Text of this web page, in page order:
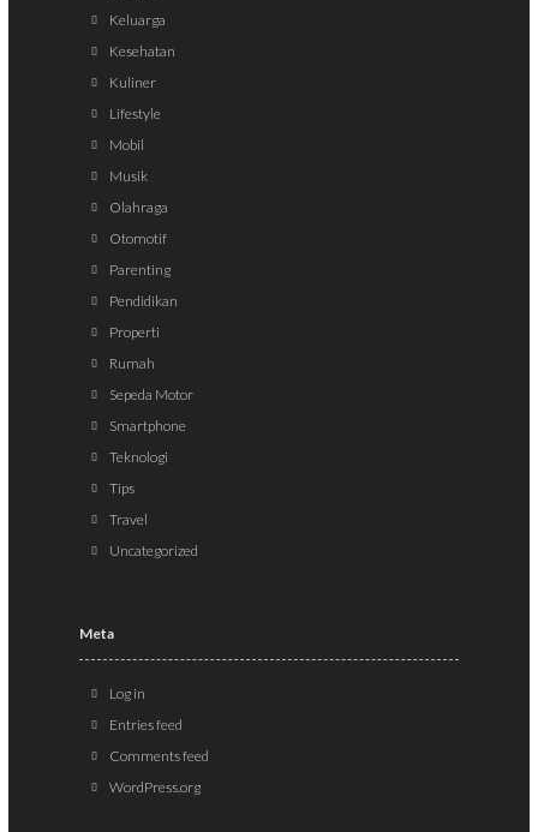
Keluarga
Kesehatan
Kuliner
Lifestyle
Mobil
Musik
Olahraga
Otomotif
Parenting
Pendidikan
Properti
Rumah
Sepeda Motor
Smartphone
Teknologi
Tips
Travel
Uncategorized
Meta
Log in
Entries feed
Comments feed
WordPress.org